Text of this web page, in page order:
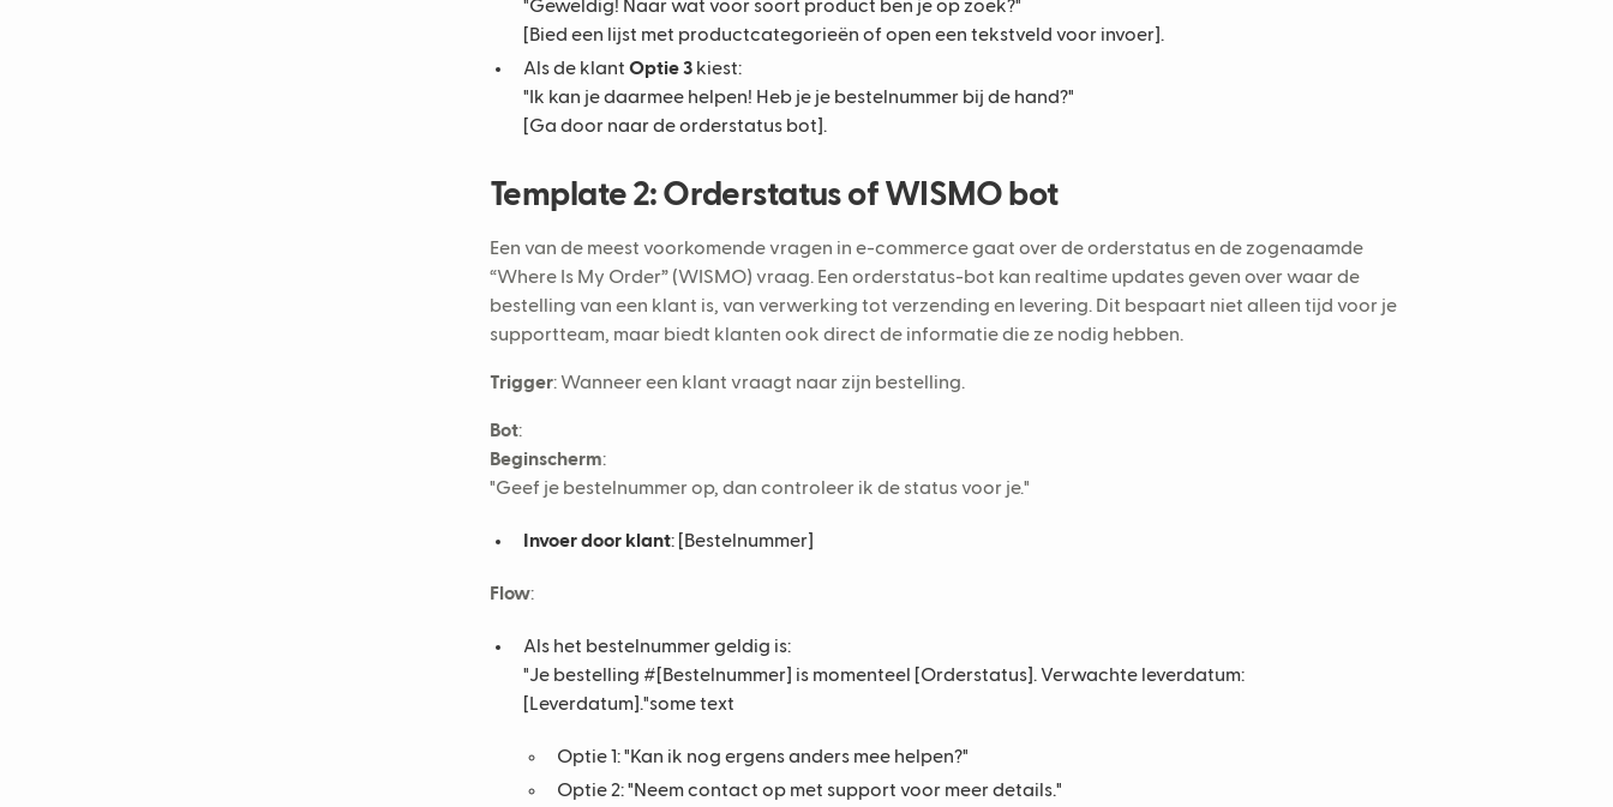
"Geweldig! Naar wat voor soort product ben je op zoek?"
[Bied een lijst met productcategorieën of open een tekstveld voor invoer].
Als de klant Optie 3 kiest:
"Ik kan je daarmee helpen! Heb je je bestelnummer bij de hand?"
[Ga door naar de orderstatus bot].
Template 2: Orderstatus of WISMO bot
Een van de meest voorkomende vragen in e-commerce gaat over de orderstatus en de zogenaamde
“Where Is My Order” (WISMO) vraag. Een orderstatus-bot kan realtime updates geven over waar de
bestelling van een klant is, van verwerking tot verzending en levering. Dit bespaart niet alleen tijd voor je
supportteam, maar biedt klanten ook direct de informatie die ze nodig hebben.
Trigger: Wanneer een klant vraagt naar zijn bestelling.
Bot:
Beginscherm:
"Geef je bestelnummer op, dan controleer ik de status voor je."
Invoer door klant: [Bestelnummer]
Flow:
Als het bestelnummer geldig is:
"Je bestelling #[Bestelnummer] is momenteel [Orderstatus]. Verwachte leverdatum:
[Leverdatum]."some text
Optie 1: "Kan ik nog ergens anders mee helpen?"
Optie 2: "Neem contact op met support voor meer details."